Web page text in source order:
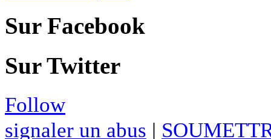
Sur Facebook
Sur Twitter
Follow
signaler un abus |